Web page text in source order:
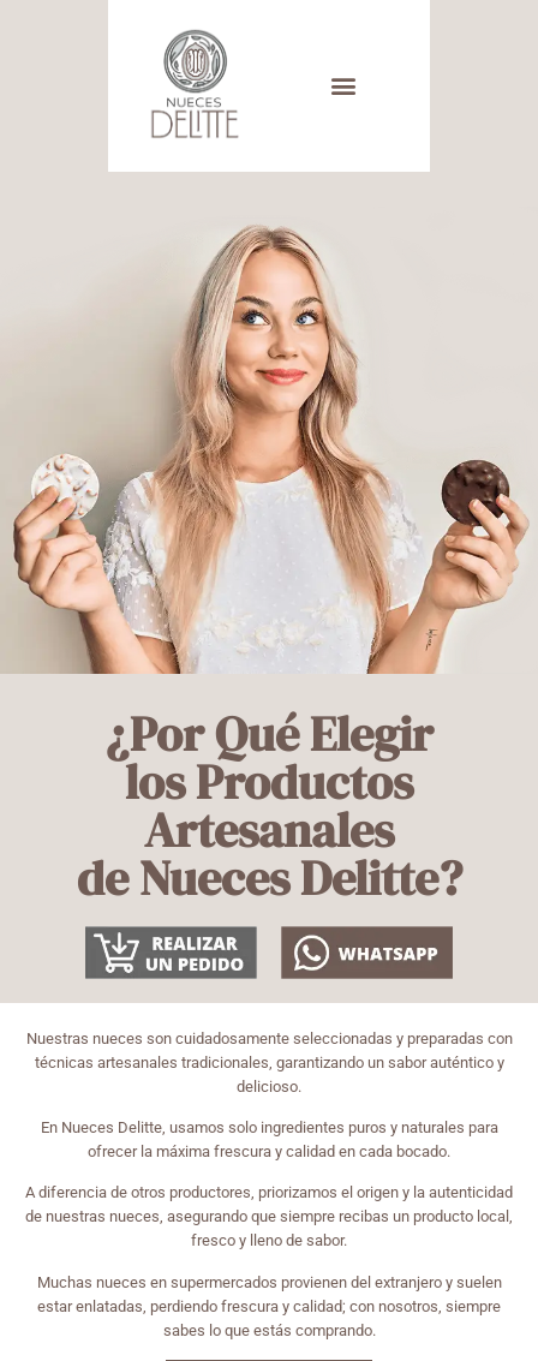
¿Por Qué Elegir
los Productos
Artesanales
de Nueces Delitte?
Nuestras nueces son cuidadosamente seleccionadas y preparadas con
técnicas artesanales tradicionales, garantizando un sabor auténtico y
delicioso.
En Nueces Delitte, usamos solo ingredientes puros y naturales para
ofrecer la máxima frescura y calidad en cada bocado.
A diferencia de otros productores, priorizamos el origen y la autenticidad
de nuestras nueces, asegurando que siempre recibas un producto local,
fresco y lleno de sabor.
Muchas nueces en supermercados provienen del extranjero y suelen
estar enlatadas, perdiendo frescura y calidad; con nosotros, siempre
sabes lo que estás comprando.